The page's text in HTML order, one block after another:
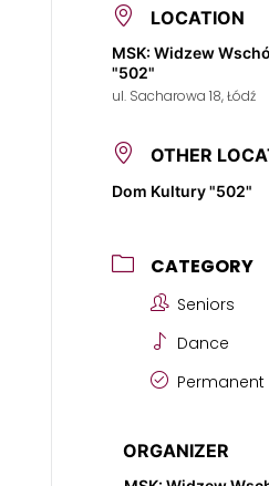
LOCATION
MSK: Widzew
"502"
ul. Sacharowa 18, Łódź
OTHER
Dom Kultury "502"
CATEGORY
Seniors
Dance
ORGANIZER